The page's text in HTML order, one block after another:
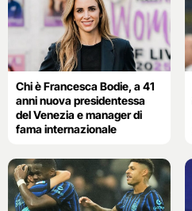
Chi è Francesca Bodie, a 41
anni nuova presidentessa
del Venezia e manager di
fama internazionale